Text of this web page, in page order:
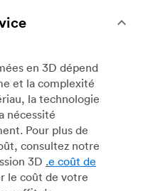
en 3D dépend
et la complexité
la technologie
nécessité
Pour plus de
consultez notre
3D .e coût de
le coût de votre